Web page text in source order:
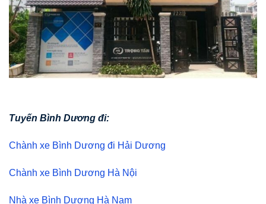
Tuyến Bình Dương đi:
Chành xe Bình Dương đi Hải Dương
Chành xe Bình Dương Hà Nội
Nhà xe Bình Dương Hà Nam